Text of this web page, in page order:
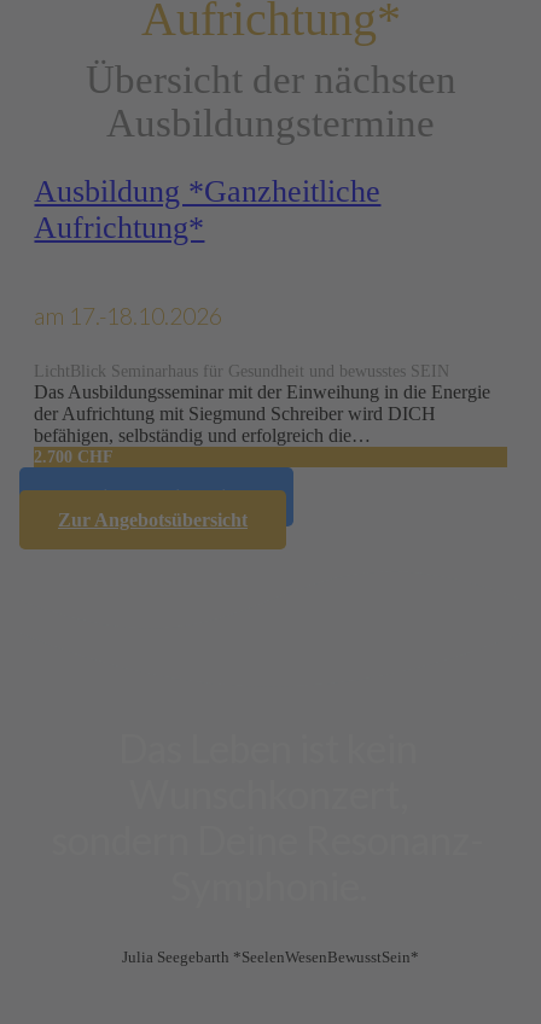
Aufrichtung*
Übersicht der nächsten
Ausbildungstermine
Ausbil­dung *Ganzheitliche
Aufrichtung*
am 17.-18.10.2026
LichtBlick Seminarhaus für Gesundheit und bewusstes SEIN
Das Ausbildungsseminar mit der Einweihung in die Energie
der Aufrichtung mit Siegmund Schreiber wird DICH
befähigen, selbständig und erfolgreich die…
2.700 CHF
Sonstige Termine zeigen
Zur Angebots­übersicht
Julia Seegebarth *SeelenWesenBewusstSein*